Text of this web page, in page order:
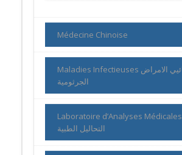
Médecine Chinoise
Maladies Infectieuses اخصائيي الامراض
الجرثومية
Laboratoire d’Analyses Médicales مخابر
التحاليل الطبية